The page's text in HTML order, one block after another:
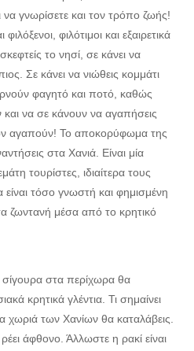
να γνωρίσετε και τον τρόπο ζωής!
φιλότιμοι και εξαιρετικά
το νησί, σε κάνει να
Σε κάνει να νιώθεις κομμάτι
φαγητό και ποτό, καθώς
να σε κάνουν να αγαπήσεις
αγαπούν! Το αποκορύφωμα της
στα Χανιά. Είναι μία
τουρίστες, ιδιαίτερα τους
είναι τόσο γνωστή και φημισμένη
ζωντανή μέσα από το κρητικό
στα περίχωρα θα
κρητικά γλέντια. Τι σημαίνει
χωριά των Χανίων θα καταλάβεις.
άφθονο. Άλλωστε η ρακί είναι